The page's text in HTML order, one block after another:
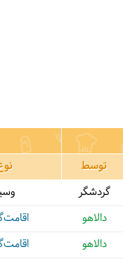
توسط
گردشگر
دالاهو
دالاهو